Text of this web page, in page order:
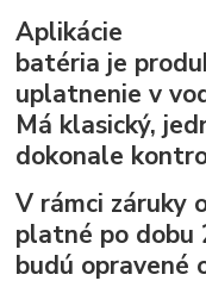
Aplikácie
batéria je
uplatnenie v
Má klasický,
dokonale
V rámci záruky
platné po dobu
budú opravené